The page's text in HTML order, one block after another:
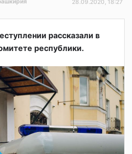
28.09.2020, 18:27
рассказали в
республики.